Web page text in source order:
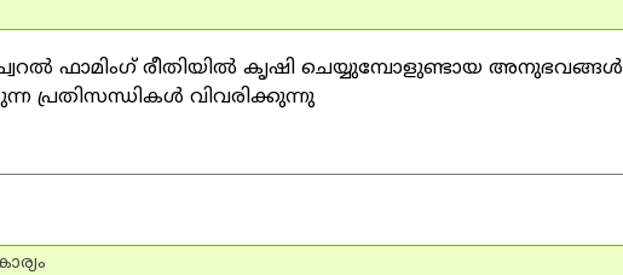
ഫാമിംഗ് രീതിയില്‍ കൃഷി ചെയ്യുമ്പോളുണ്ടായ അനുഭവങ്ങള്‍
പ്രതിസന്ധികള്‍ വിവരിക്കുന്നു